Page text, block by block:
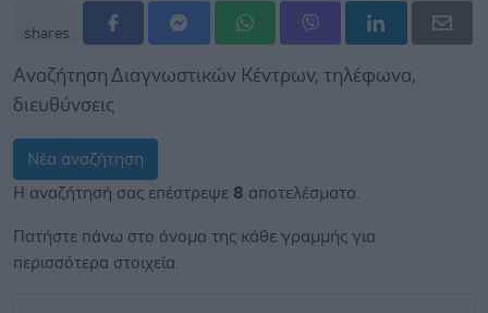
shares
Αναζήτηση Διαγνωστικών Κέντρων, τηλέφωνα,
διευθύνσεις
Νέα αναζήτηση
Η αναζήτησή σας επέστρεψε 8 αποτελέσματα.
Πατήστε πάνω στο όνομα της κάθε γραμμής για
περισσότερα στοιχεία.